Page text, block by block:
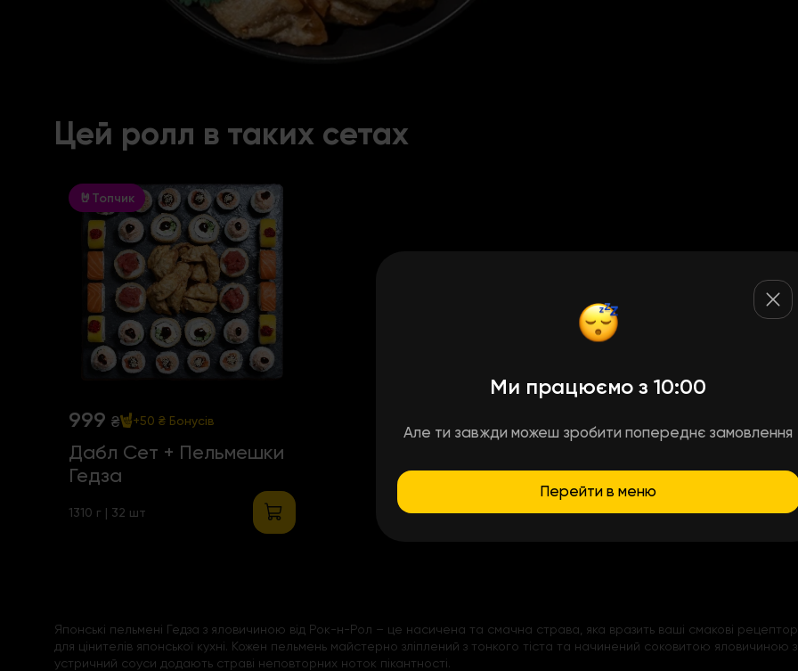
Цей ролл в таких сетах
🤘Топчик
999 ₴ +50 ₴ Бонусів
Дабл Сет + Пельмешки
Гедза
1310 г | 32 шт
Японські пельмені Гедза з яловичиною від Рок-н-Рол – це насичена та смачна страва, яка вразить ваші смакові
для цінителів японської кухні. Кожен пельмень майстерно зліплений з тонкого тіста та начинений соковитою
устричний соуси додають страві неповторних ноток пікантності.
Ми працюємо з 10:00
Але ти завжди можеш зробити попереднє замовлення
Перейти в меню